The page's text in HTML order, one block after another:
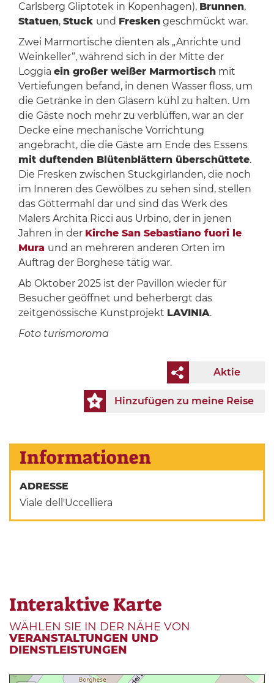
Carlsberg Gliptotek in Kopenhagen), Brunnen,
Statuen, Stuck und Freskengeschmückt war.
Zwei Marmortische dienten als „Anrichte und
Weinkeller“, während sich in der Mitte der
Loggia ein großer weißer Marmortischmit
Vertiefungen befand, in denen Wasser floss, um
die Getränke in den Gläsern kühl zu halten. Um
die Gäste noch mehr zu verblüffen, war an der
Decke eine mechanische Vorrichtung
angebracht, die die Gäste am Ende des Essens
mit duftenden Blütenblättern überschüttete.
Die Fresken zwischen Stuckgirlanden, die noch
im Inneren des Gewölbes zu sehen sind, stellen
das Göttermahl dar und sind das Werk des
Malers Archita Ricci aus Urbino, der in jenen
Jahren in der Kirche San Sebastiano fuori le
Mura und an mehreren anderen Orten im
Auftrag der Borghese tätig war.
Ab Oktober 2025 ist der Pavillon wieder für
Besucher geöffnet und beherbergt das
zeitgenössische Kunstprojekt LAVINIA.
Foto turismoroma
Aktie
Hinzufügen zu meine Reise
Informationen
ADRESSE
Viale dell'Uccelliera
Interaktive Karte
WÄHLEN SIE IN DER NÄHE VON
VERANSTALTUNGEN UND
DIENSTLEISTUNGEN